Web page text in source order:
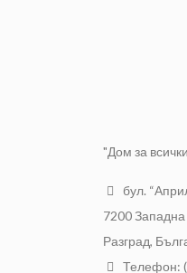
"Дом за
бул.
7200
Разград,
Телефон: